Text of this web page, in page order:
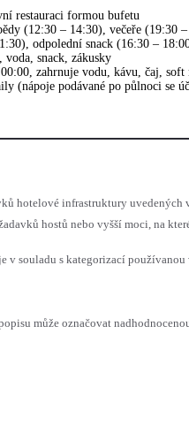
restauraci formou bufetu
(12:30 – 14:30), večeře (19:30
odpolední snack (16:30 –
voda, snack, zákusky
zahrnuje vodu, kávu, čaj,
(nápoje podávané po půlnoci se
hotelové infrastruktury uvedených
hostů nebo vyšší moci, na
souladu s kategorizací
může označovat